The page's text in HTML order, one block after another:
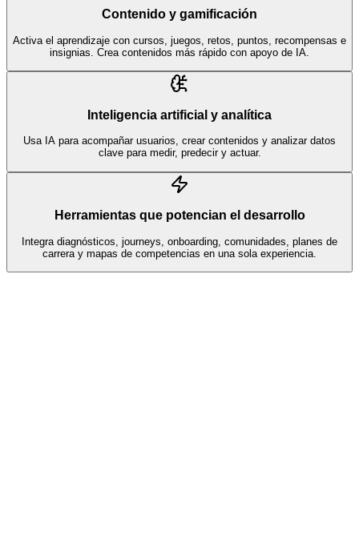
Contenido y gamificación
Activa el aprendizaje con cursos, juegos, retos, puntos, recompensas e
insignias. Crea contenidos más rápido con apoyo de IA.
Inteligencia artificial y analítica
Usa IA para acompañar usuarios, crear contenidos y analizar datos
clave para medir, predecir y actuar.
Herramientas que potencian el desarrollo
Integra diagnósticos, journeys, onboarding, comunidades, planes de
carrera y mapas de competencias en una sola experiencia.